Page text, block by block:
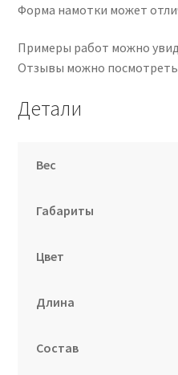
Форма намотки может
Примеры работ можно
Отзывы можно
Детали
Вес
Габариты
Цвет
Длина
Состав